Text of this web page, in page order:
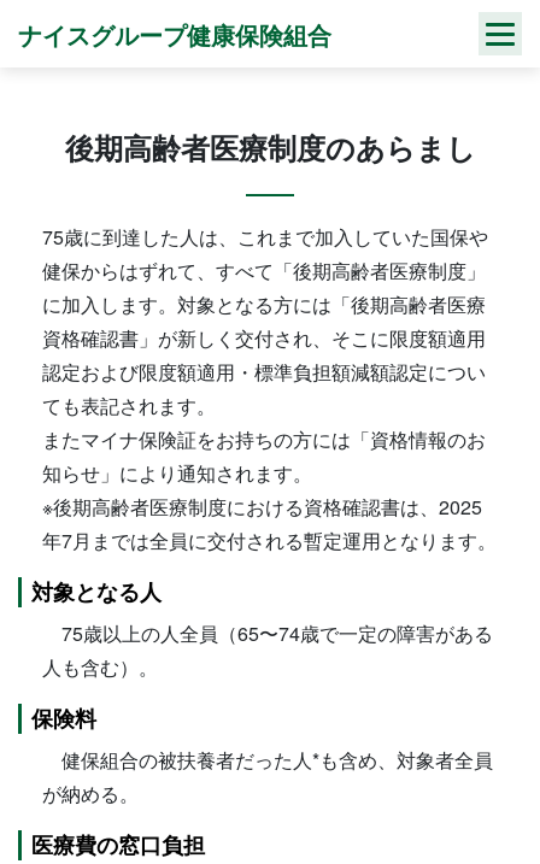
ナイスグループ健康保険組合
後期高齢者医療制度のあらまし
75歳に到達した人は、これまで加入していた国保や
健保からはずれて、すべて「後期高齢者医療制度」
に加入します。対象となる方には「後期高齢者医療
資格確認書」が新しく交付され、そこに限度額適用
認定および限度額適用・標準負担額減額認定につい
ても表記されます。
またマイナ保険証をお持ちの方には「資格情報のお
知らせ」により通知されます。
※後期高齢者医療制度における資格確認書は、2025
年7月までは全員に交付される暫定運用となります。
対象となる人
75歳以上の人全員（65〜74歳で一定の障害がある
人も含む）。
保険料
健保組合の被扶養者だった人*も含め、対象者全員
が納める。
医療費の窓口負担